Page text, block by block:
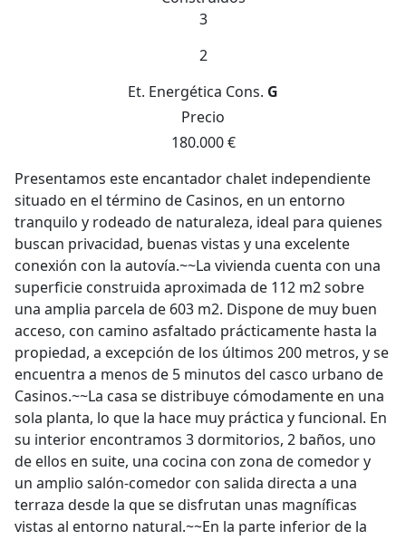
3
2
Et. Energética Cons. G
Precio
180.000 €
Presentamos este encantador chalet independiente
situado en el término de Casinos, en un entorno
tranquilo y rodeado de naturaleza, ideal para quienes
buscan privacidad, buenas vistas y una excelente
conexión con la autovía.~~La vivienda cuenta con una
superficie construida aproximada de 112 m2 sobre
una amplia parcela de 603 m2. Dispone de muy buen
acceso, con camino asfaltado prácticamente hasta la
propiedad, a excepción de los últimos 200 metros, y se
encuentra a menos de 5 minutos del casco urbano de
Casinos.~~La casa se distribuye cómodamente en una
sola planta, lo que la hace muy práctica y funcional. En
su interior encontramos 3 dormitorios, 2 baños, uno
de ellos en suite, una cocina con zona de comedor y
un amplio salón-comedor con salida directa a una
terraza desde la que se disfrutan unas magníficas
vistas al entorno natural.~~En la parte inferior de la